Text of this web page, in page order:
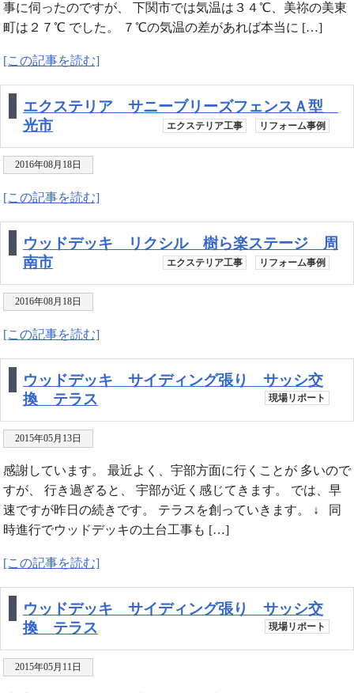
事に伺ったのですが、 下関市では気温は３４℃、美祢の美東
町は２７℃ でした。 ７℃の気温の差があれば本当に […]
[この記事を読む]
エクステリア サニーブリーズフェンスＡ型
光市
エクステリア工事 リフォーム事例
2016年08月18日
[この記事を読む]
ウッドデッキ リクシル 樹ら楽ステージ 周
南市
エクステリア工事 リフォーム事例
2016年08月18日
[この記事を読む]
ウッドデッキ サイディング張り サッシ交
換 テラス
現場リポート
2015年05月13日
感謝しています。 最近よく、宇部方面に行くことが 多いので
すが、 行き過ぎると、 宇部が近く感じてきます。 では、早
速ですが昨日の続きです。 テラスを創っていきます。 ↓ 同
時進行でウッドデッキの土台工事も […]
[この記事を読む]
ウッドデッキ サイディング張り サッシ交
換 テラス
現場リポート
2015年05月11日